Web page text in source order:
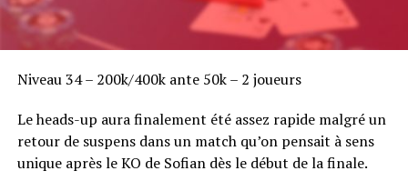
Niveau 34 – 200k/400k ante 50k – 2 joueurs
Le heads-up aura finalement été assez rapide malgré un
retour de suspens dans un match qu’on pensait à sens
unique après le KO de Sofian dès le début de la finale.